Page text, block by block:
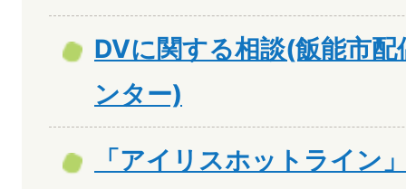
DVに関する相談(飯能市
ンター)
「アイリスホットライン